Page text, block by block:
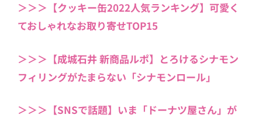
＞＞＞【クッキー缶2022人気ランキング】可愛く
ておしゃれなお取り寄せTOP15
＞＞＞【成城石井 新商品ルポ】とろけるシナモン
フィリングがたまらない「シナモンロール」
＞＞＞【SNSで話題】いま「ドーナツ屋さん」が